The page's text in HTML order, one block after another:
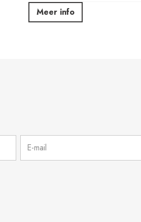
Meer info
mail